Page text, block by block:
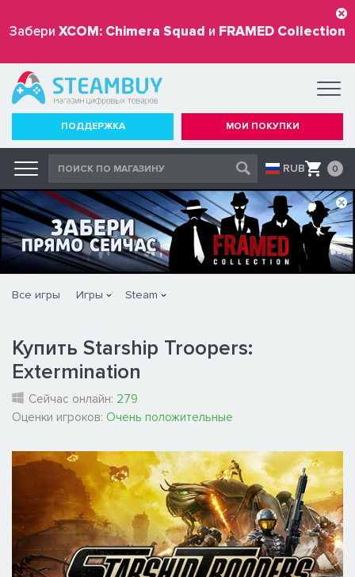
Забери XCOM: Chimera Squad и FRAMED Collection
бесплатно
ПОДДЕРЖКА МОИ ПОКУПКИ
RUB 0
Все игры Игры Steam
Купить Starship Troopers:
Extermination
Сейчас онлайн: 279
Оценки игроков: Очень положительные